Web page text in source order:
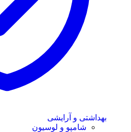
بهداشتی و آرایشی
شامپو و لوسیون